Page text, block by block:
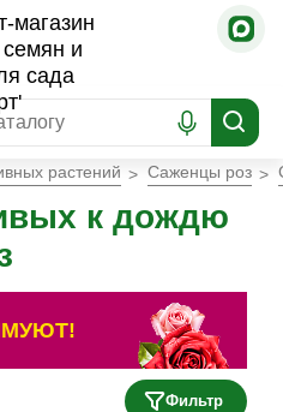
растений Саженцы роз
к дождю
Фильтр